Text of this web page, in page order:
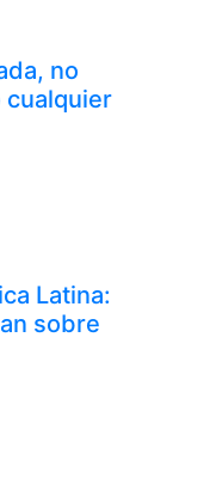
no
cualquier
Latina:
sobre